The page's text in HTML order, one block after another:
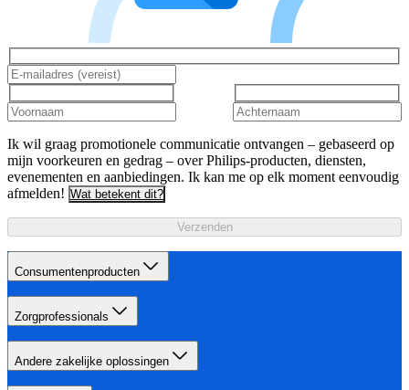
Ik wil graag promotionele communicatie ontvangen – gebaseerd op
mijn voorkeuren en gedrag – over Philips-producten, diensten,
evenementen en aanbiedingen. Ik kan me op elk moment eenvoudig
afmelden! Wat betekent dit?
Verzenden
Consumentenproducten
Zorgprofessionals
Andere zakelijke oplossingen